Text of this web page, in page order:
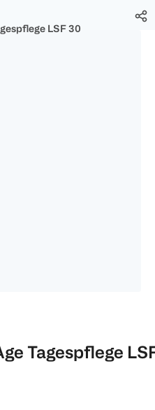
LSF 30
Tagespflege